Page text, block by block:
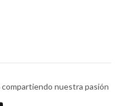
nuestra pasión